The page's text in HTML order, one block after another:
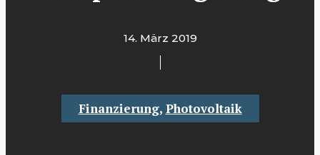
14. März 2019
Finanzierung, Photovoltaik